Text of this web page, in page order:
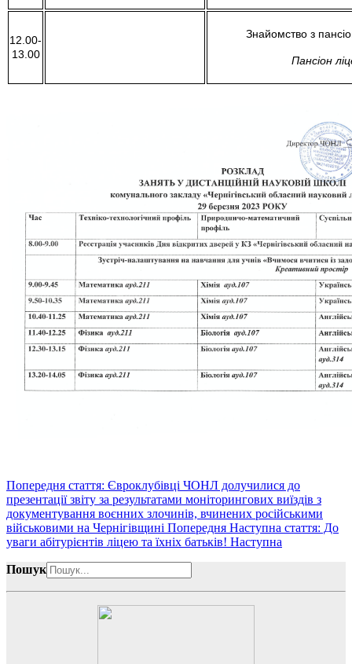
12.00-
13.00
Знайомство з
Пансіон
Попередня стаття: Євроклубівці ЧОНЛ долучилися до
презентації звіту за результатами моніторингових виїздів з
документування воєнних злочинів, вчинених російськими
військовими на Чернігівщині Попередня Наступна стаття: До
уваги абітурієнтів ліцею та їхніх батьків! Наступна
Пошук